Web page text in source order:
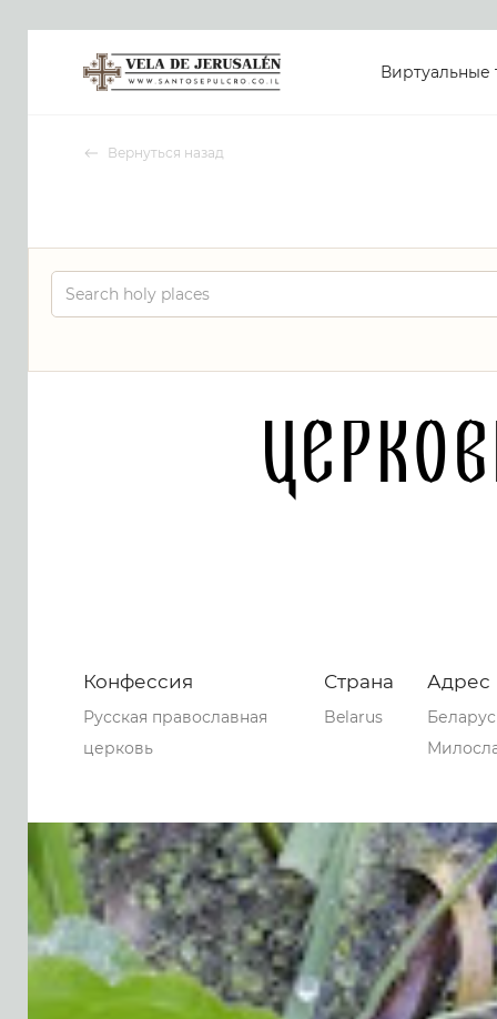
Виртуальные
Вернуться назад
Конфессия
Русская православная
церковь
Страна
Belarus
Адрес
0 0 86